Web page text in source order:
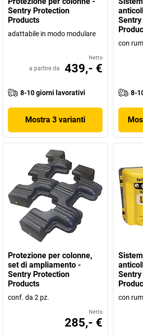
apparecchiature e persone, 24
Sentry Protection
Products
adattabile in modo modulare
Netto
a partire da 439,- €
8-10 giorni lavorativi
Mostra 3 varianti
con
8-
Protezione per colonne,
set di ampliamento -
Sentry Protection
Products
conf. da 2 pz.
Netto
285,- €
con